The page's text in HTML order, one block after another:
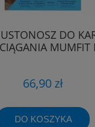
DO
MUMFIT
66,90 zł
DO KOSZYKA